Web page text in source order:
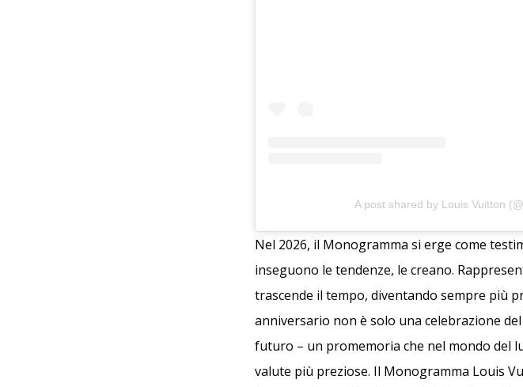
A post shared by Louis Vuitton
Nel 2026, il Monogramma si erge come
inseguono le tendenze, le creano.
trascende il tempo, diventando sempre più
anniversario non è solo una celebrazione
futuro – un promemoria che nel mondo del
valute più preziose. Il Monogramma Louis